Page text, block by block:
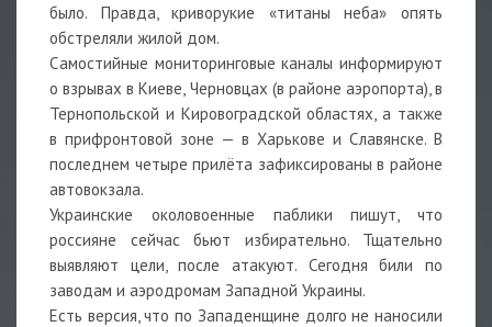
было. Правда, криворукие «титаны неба» опять
обстреляли жилой дом.
Самостийные мониторинговые каналы информируют
о взрывах в Киеве, Черновцах (в районе аэропорта), в
Тернопольской и Кировоградской областях, а также
в прифронтовой зоне — в Харькове и Славянске. В
последнем четыре прилёта зафиксированы в районе
автовокзала.
Украинские околовоенные паблики пишут, что
россияне сейчас бьют избирательно. Тщательно
выявляют цели, после атакуют. Сегодня били по
заводам и аэродромам Западной Украины.
Есть версия, что по Западенщине долго не наносили